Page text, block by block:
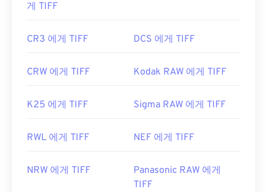
게 TIFF
CR3 에게 TIFF DCS 에게 TIFF
CRW 에게 TIFF Kodak RAW 에게 TIFF
K25 에게 TIFF Sigma RAW 에게 TIFF
RWL 에게 TIFF NEF 에게 TIFF
NRW 에게 TIFF
Panasonic RAW 에게
TIFF